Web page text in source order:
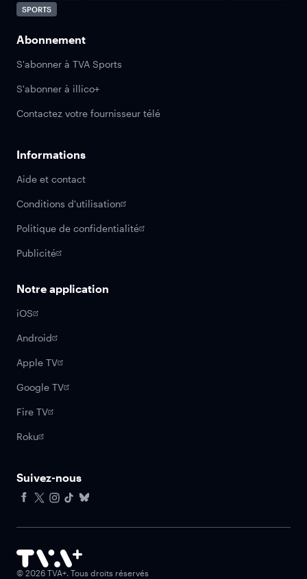
SPORTS
Abonnement
S'abonner à TVA Sports
S'abonner à illico+
Contactez votre fournisseur télé
Informations
Aide et contact
Conditions d'utilisation
Politique de confidentialité
Publicité
Notre application
iOS
Android
Apple TV
Google TV
Fire TV
Roku
Suivez-nous
© 2026 TVA+. Tous droits réservés